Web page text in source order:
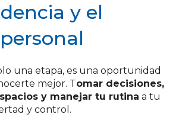
y el
una etapa, es una oportunidad
mejor. Tomar decisiones,
y manejar tu rutina a tu
y control.